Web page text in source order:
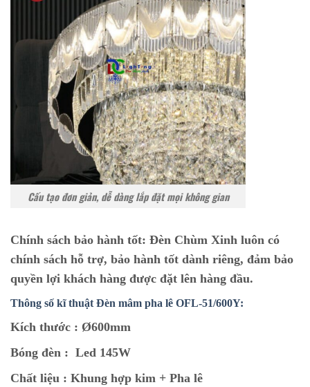
Cấu tạo đơn giản, dễ dàng lắp đặt mọi không gian
Chính sách bảo hành tốt: Đèn Chùm Xinh luôn có
chính sách hỗ trợ, bảo hành tốt dành riêng, đảm bảo
quyền lợi khách hàng được đặt lên hàng đầu.
Thông số kĩ thuật Đèn mâm pha lê OFL-51/600Y:
Kích thước : Ø600mm
Bóng đèn : Led 145W
Chất liệu : Khung hợp kim + Pha lê